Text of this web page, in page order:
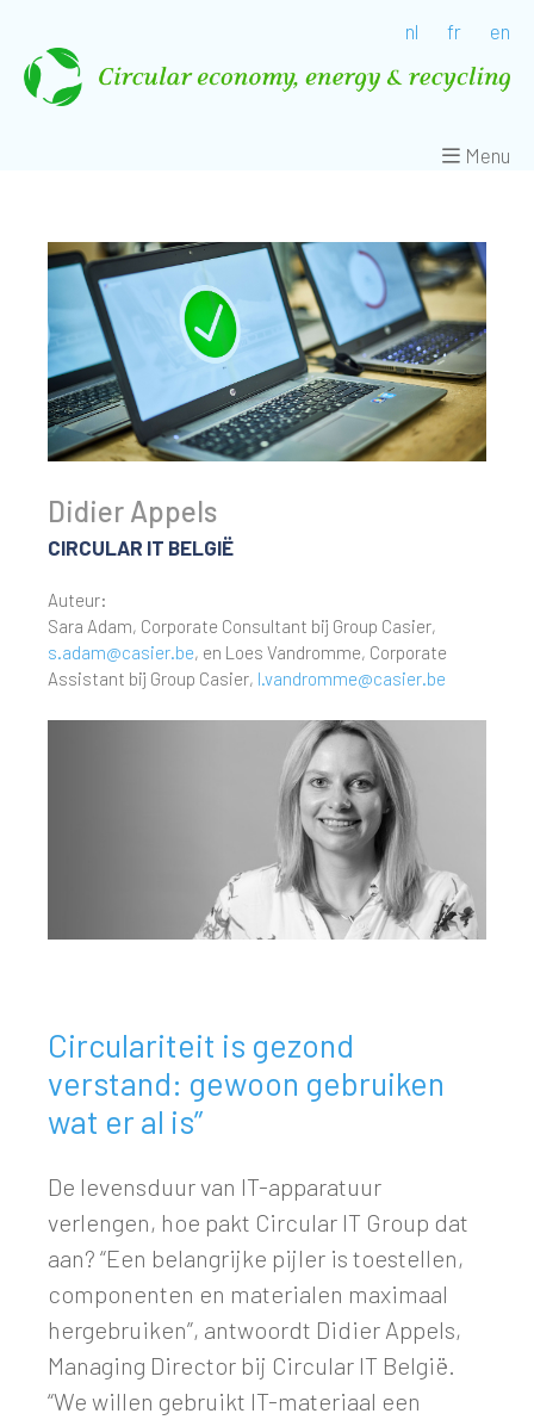
nl fr en
Menu
Didier Appels
CIRCULAR IT BELGIË
Auteur:
Sara Adam, Corporate Consultant bij Group Casier,
s.adam@casier.be, en Loes Vandromme, Corporate
Assistant bij Group Casier, l.vandromme@casier.be
Circulariteit is gezond
verstand: gewoon gebruiken
wat er al is”
De levensduur van IT-apparatuur
verlengen, hoe pakt Circular IT Group dat
aan? “Een belangrijke pijler is toestellen,
componenten en materialen maximaal
hergebruiken”, antwoordt Didier Appels,
Managing Director bij Circular IT België.
“We willen gebruikt IT-materiaal een